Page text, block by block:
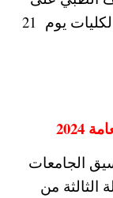
الطلاب حتي بداية العام الدراسي في الكليات يوم 21
الجامعات
الثالثة من